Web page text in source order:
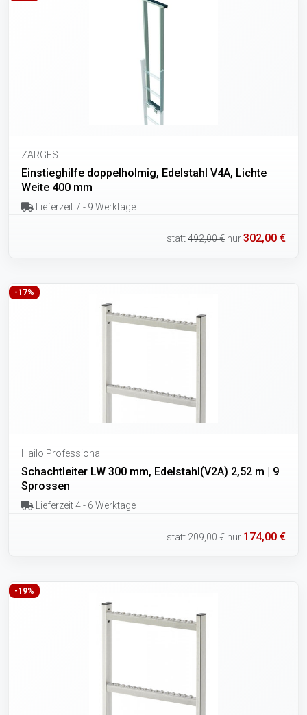
ZARGES
Einstieghilfe doppelholmig, Edelstahl V4A, Lichte
Weite 400 mm
Lieferzeit 7 - 9 Werktage
statt492,00 € nur302,00 €
-17%
Hailo Professional
Schachtleiter LW 300 mm, Edelstahl(V2A) 2,52 m | 9
Sprossen
Lieferzeit 4 - 6 Werktage
statt209,00 € nur 174,00 €
-19%